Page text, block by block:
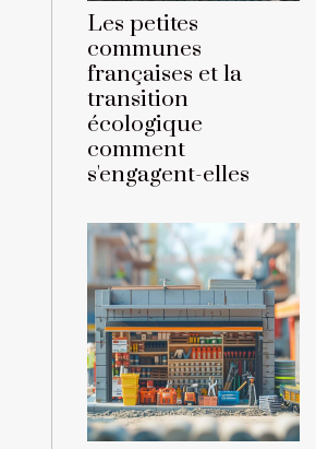
Les petites
communes
françaises et la
transition
écologique
comment
s'engagent-elles